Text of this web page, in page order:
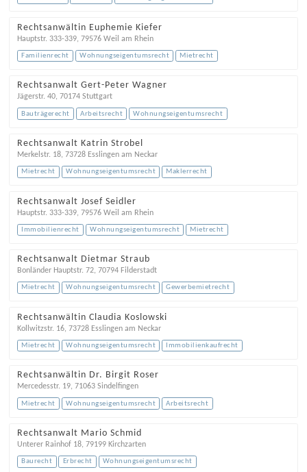
Rechtsanwältin Euphemie Kiefer
Hauptstr. 333-339, 79576 Weil am Rhein
Familienrecht Wohnungseigentumsrecht Mietrecht
Rechtsanwalt Gert-Peter Wagner
Jägerstr. 40, 70174 Stuttgart
Bauträgerecht Arbeitsrecht Wohnungseigentumsrecht
Rechtsanwalt Katrin Strobel
Merkelstr. 18, 73728 Esslingen am Neckar
Mietrecht Wohnungseigentumsrecht Maklerrecht
Rechtsanwalt Josef Seidler
Hauptstr. 333-339, 79576 Weil am Rhein
Immobilienrecht Wohnungseigentumsrecht Mietrecht
Rechtsanwalt Dietmar Straub
Bonländer Hauptstr. 72, 70794 Filderstadt
Mietrecht Wohnungseigentumsrecht Gewerbemietrecht
Rechtsanwältin Claudia Koslowski
Kollwitzstr. 16, 73728 Esslingen am Neckar
Mietrecht Wohnungseigentumsrecht Immobilienkaufrecht
Rechtsanwältin Dr. Birgit Roser
Mercedesstr. 19, 71063 Sindelfingen
Mietrecht Wohnungseigentumsrecht Arbeitsrecht
Rechtsanwalt Mario Schmid
Unterer Rainhof 18, 79199 Kirchzarten
Baurecht Erbrecht Wohnungseigentumsrecht